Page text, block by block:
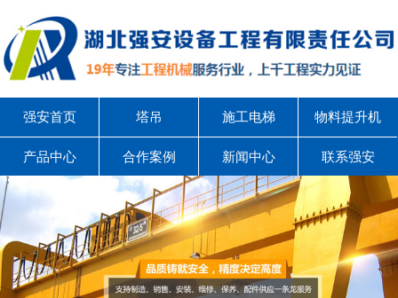
强安首页 塔吊 施工电梯 物料提升机
产品中心 合作案例 新闻中心 联系强安